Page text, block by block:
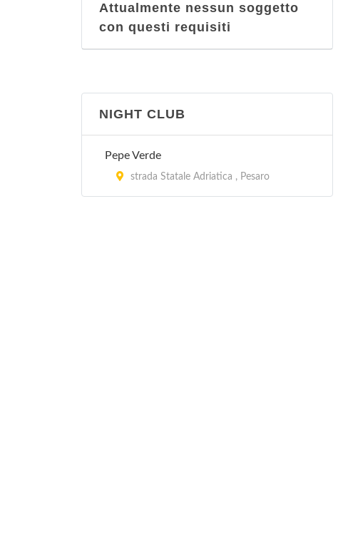
Attualmente nessun soggetto
con questi requisiti
NIGHT CLUB
Pepe Verde
strada Statale Adriatica , Pesaro